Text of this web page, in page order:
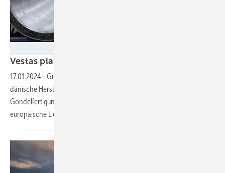
Vestas plant zweite Offshore-Fabrik in
17.01.2024 -Gute Arbeitskräfte, interessanter Windmarkt: Der
dänische Hersteller will in der Nähe einer bereits geplanten
Gondelfertigung eine Fabrik für Rotorblätter aufbauen und damit die
europäische Lieferkette